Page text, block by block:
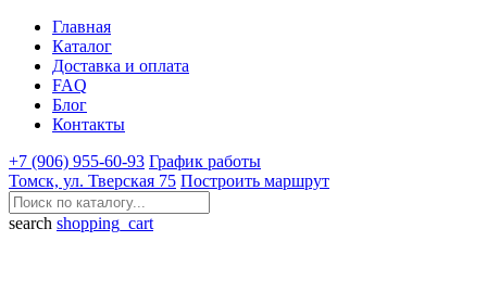
Главная
Каталог
Доставка и оплата
FAQ
Блог
Контакты
+7 (906) 955-60-93 График работы
Томск, ул. Тверская 75 Построить маршрут
search shopping_cart